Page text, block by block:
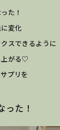
た！
変化
スできるように
上がる♡
プリを
った！